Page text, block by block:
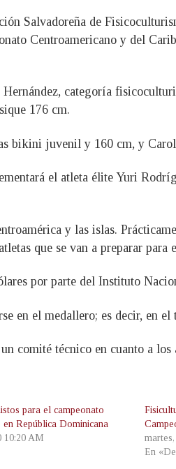
Salvadoreña de
Centroamericano y del
categoría
176 cm.
bikini juvenil y 160 cm, y
el atleta élite Yuri
y las islas.
que se van a preparar
por parte del Instituto
en el medallero; es decir, en
comité técnico en cuanto a
para el campeonato
República Dominicana
10:20 AM
En